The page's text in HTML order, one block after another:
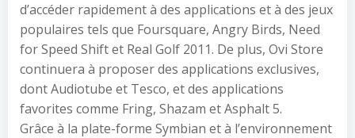
d’accéder rapidement à des applications et à des jeux
populaires tels que Foursquare, Angry Birds, Need
for Speed Shift et Real Golf 2011. De plus, Ovi Store
continuera à proposer des applications exclusives,
dont Audiotube et Tesco, et des applications
favorites comme Fring, Shazam et Asphalt 5.
Grâce à la plate-forme Symbian et à l’environnement